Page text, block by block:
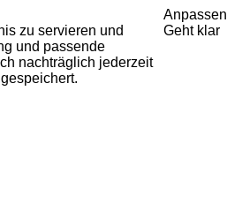
zu servieren und
und passende
nachträglich jederzeit
Anpassen
Geht klar